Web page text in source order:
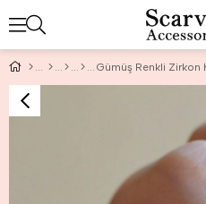
Gümüş Renkli Zirkon